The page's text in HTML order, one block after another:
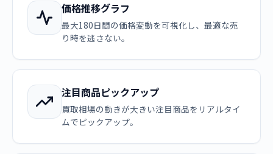
価格推移グラフ
最大180日間の価格変動を可視化し、最適な売
り時を逃さない。
注目商品ピックアップ
買取相場の動きが大きい注目商品をリアルタイ
ムでピックアップ。